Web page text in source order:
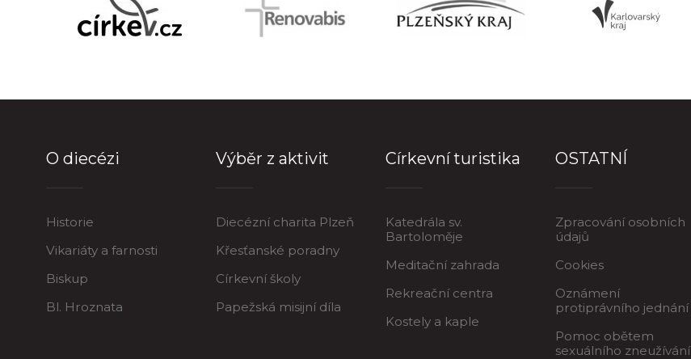
O diecézi
Historie
Vikariáty a farnosti
Biskup
Bl. Hroznata
Výběr z aktivit
Diecézní charita Plzeň
Křesťanské poradny
Církevní školy
Papežská misijní díla
Církevní turistika
Katedrála sv.
Bartoloměje
Meditační zahrada
Rekreační centra
Kostely a kaple
OSTATNÍ
Zpracování osobních
údajů
Cookies
Oznámení
protiprávního jednání
Pomoc obětem
sexuálního zneužívání